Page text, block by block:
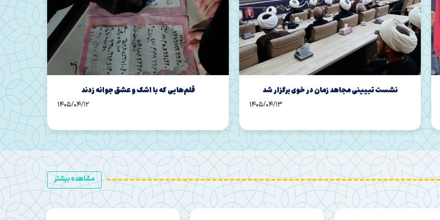
قلم‌هایی که با اشک و عشق جوانه زدند
1405/04/12
نشست تخصصی هسته‌های مقاومت بانوان برگزار شد
1405/04/11
مشاهده بیشتر